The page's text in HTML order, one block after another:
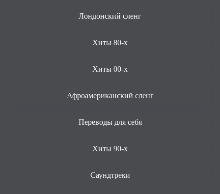
Лондонский сленг
Хиты 80-х
Хиты 00-х
Афроамериканский сленг
Переводы для себя
Хиты 90-х
Саундтреки